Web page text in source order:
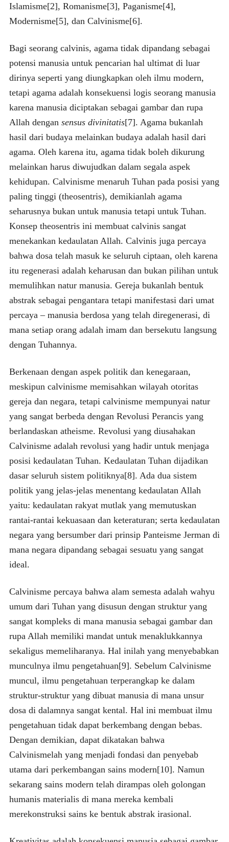
Islamisme[2], Romanisme[3], Paganisme[4],
Modernisme[5], dan Calvinisme[6].
Bagi seorang calvinis, agama tidak dipandang sebagai
potensi manusia untuk pencarian hal ultimat di luar
dirinya seperti yang diungkapkan oleh ilmu modern,
tetapi agama adalah konsekuensi logis seorang manusia
karena manusia diciptakan sebagai gambar dan rupa
Allah dengan sensus divinitatis[7]. Agama bukanlah
hasil dari budaya melainkan budaya adalah hasil dari
agama. Oleh karena itu, agama tidak boleh dikurung
melainkan harus diwujudkan dalam segala aspek
kehidupan. Calvinisme menaruh Tuhan pada posisi yang
paling tinggi (theosentris), demikianlah agama
seharusnya bukan untuk manusia tetapi untuk Tuhan.
Konsep theosentris ini membuat calvinis sangat
menekankan kedaulatan Allah. Calvinis juga percaya
bahwa dosa telah masuk ke seluruh ciptaan, oleh karena
itu regenerasi adalah keharusan dan bukan pilihan untuk
memulihkan natur manusia. Gereja bukanlah bentuk
abstrak sebagai pengantara tetapi manifestasi dari umat
percaya – manusia berdosa yang telah diregenerasi, di
mana setiap orang adalah imam dan bersekutu langsung
dengan Tuhannya.
Berkenaan dengan aspek politik dan kenegaraan,
meskipun calvinisme memisahkan wilayah otoritas
gereja dan negara, tetapi calvinisme mempunyai natur
yang sangat berbeda dengan Revolusi Perancis yang
berlandaskan atheisme. Revolusi yang diusahakan
Calvinisme adalah revolusi yang hadir untuk menjaga
posisi kedaulatan Tuhan. Kedaulatan Tuhan dijadikan
dasar seluruh sistem politiknya[8]. Ada dua sistem
politik yang jelas-jelas menentang kedaulatan Allah
yaitu: kedaulatan rakyat mutlak yang memutuskan
rantai-rantai kekuasaan dan keteraturan; serta kedaulatan
negara yang bersumber dari prinsip Panteisme Jerman di
mana negara dipandang sebagai sesuatu yang sangat
ideal.
Calvinisme percaya bahwa alam semesta adalah wahyu
umum dari Tuhan yang disusun dengan struktur yang
sangat kompleks di mana manusia sebagai gambar dan
rupa Allah memiliki mandat untuk menaklukkannya
sekaligus memeliharanya. Hal inilah yang menyebabkan
munculnya ilmu pengetahuan[9]. Sebelum Calvinisme
muncul, ilmu pengetahuan terperangkap ke dalam
struktur-struktur yang dibuat manusia di mana unsur
dosa di dalamnya sangat kental. Hal ini membuat ilmu
pengetahuan tidak dapat berkembang dengan bebas.
Dengan demikian, dapat dikatakan bahwa
Calvinismelah yang menjadi fondasi dan penyebab
utama dari perkembangan sains modern[10]. Namun
sekarang sains modern telah dirampas oleh golongan
humanis materialis di mana mereka kembali
merekonstruksi sains ke bentuk abstrak irasional.